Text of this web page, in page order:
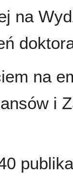
na
na
i